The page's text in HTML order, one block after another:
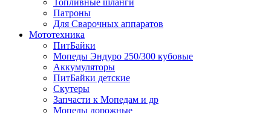
Топливные шланги
Патроны
Для Сварочных аппаратов
Мототехника
ПитБайки
Мопеды Эндуро 250/300 кубовые
Аккумуляторы
ПитБайки детские
Скутеры
Запчасти к Мопедам и др
Мопеды дорожные